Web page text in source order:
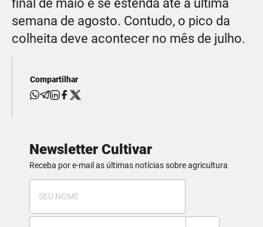
final de maio e se estenda até a última
semana de agosto. Contudo, o pico da
colheita deve acontecer no mês de julho.
Compartilhar
Newsletter Cultivar
Receba por e-mail as últimas notícias sobre agricultura